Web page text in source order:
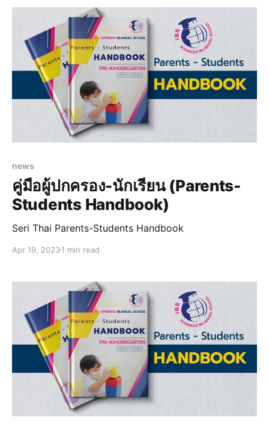
Manchester City kids jersey（camiseta del
news
คู่มือผู้ปกครอง-นักเรียน (Parents-
Students Handbook)
Seri Thai Parents-Students Handbook
Apr 19, 20231 min read